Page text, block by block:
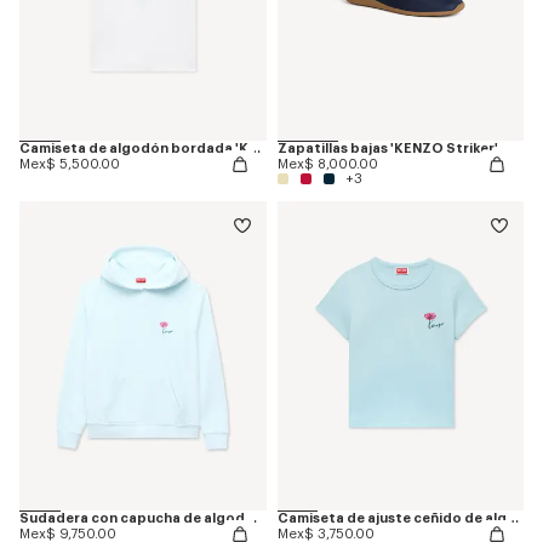
Camiseta de algodón bordada 'KENZO Tulip'
Mex$ 5,500.00
Zapatillas bajas 'KENZO Striker'
Mex$ 8,000.00
+3
Sudadera con capucha de algodón bordada 'KENZO Tulip'
Mex$ 9,750.00
Camiseta de ajuste ceñido de algodón bordada 'KENZO Tulip'
Mex$ 3,750.00